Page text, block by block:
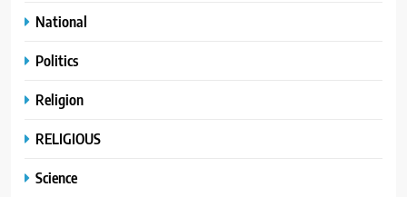
National
Politics
Religion
RELIGIOUS
Science